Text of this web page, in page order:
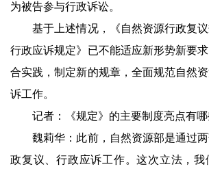
为被告参与行政诉讼。
基于上述情况，《自然资源行政复议
行政应诉规定》已不能适应新形势新要
合实践，制定新的规章，全面规范自然
诉工作。
记者：《规定》的主要制度亮点有哪
魏莉华：此前，自然资源部是通过两
政复议、行政应诉工作。这次立法，我